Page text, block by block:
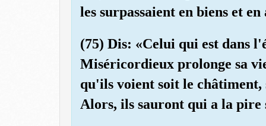
les surpassaient en biens et
(75) Dis: «Celui qui est dans
Miséricordieux prolonge sa
qu'ils voient soit le
Alors, ils sauront qui a la